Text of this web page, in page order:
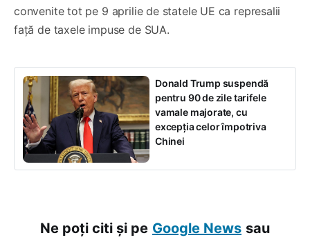
convenite tot pe 9 aprilie de statele UE ca represalii
față de taxele impuse de SUA.
Donald Trump suspendă
pentru 90 de zile tarifele
vamale majorate, cu
excepția celor împotriva
Chinei
Ne poți citi și pe Google News sau